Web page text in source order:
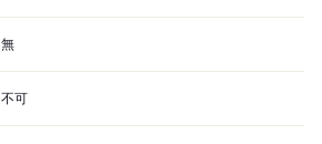
無
不可